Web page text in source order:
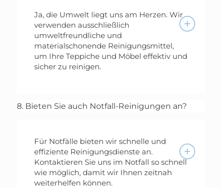
Ja, die Umwelt liegt uns am Herzen. Wir
verwenden ausschließlich
umweltfreundliche und
materialschonende Reinigungsmittel,
um Ihre Teppiche und Möbel effektiv und
sicher zu reinigen.
8. Bieten Sie auch Notfall-Reinigungen an?
Für Notfälle bieten wir schnelle und
effiziente Reinigungsdienste an.
Kontaktieren Sie uns im Notfall so schnell
wie möglich, damit wir Ihnen zeitnah
weiterhelfen können.